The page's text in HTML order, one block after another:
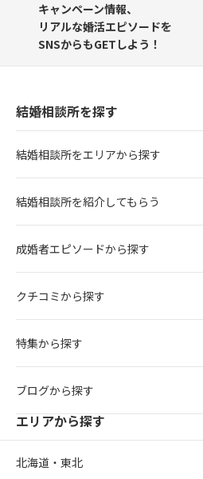
キャンペーン情報、
リアルな婚活エピソードを
SNSからもGETしよう！
結婚相談所を探す
結婚相談所をエリアから探す
結婚相談所を紹介してもらう
成婚者エピソードから探す
クチコミから探す
特集から探す
ブログから探す
エリアから探す
北海道・東北